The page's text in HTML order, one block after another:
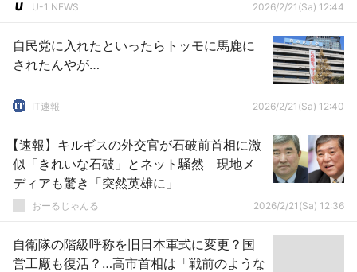
U-1 NEWS 2026/2/21(Sa) 12:44
自民党に入れたといったらトッモに馬鹿に
されたんやが…
IT速報 2026/2/21(Sa) 12:40
【速報】キルギスの外交官が石破前首相に激
似「きれいな石破」とネット騒然 現地メ
ディアも驚き「突然英雄に」
おーるじゃんる 2026/2/21(Sa) 12:36
自衛隊の階級呼称を旧日本軍式に変更？国
営工廠も復活？…高市首相は「戦前のような